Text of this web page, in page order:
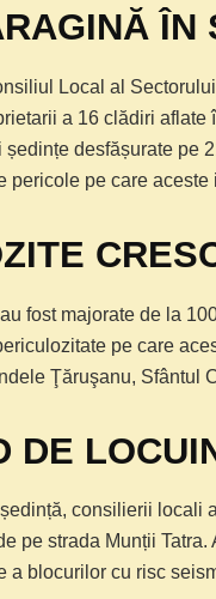
ÎN
Local al
a 16 clădiri aflate
ședințe desfășurate pe
pericole pe care aceste
fost majorate de la
pe care
Ţăruşanu, Sfântul
DE
ședință, consilierii locali
pe strada Munții
a blocurilor cu risc